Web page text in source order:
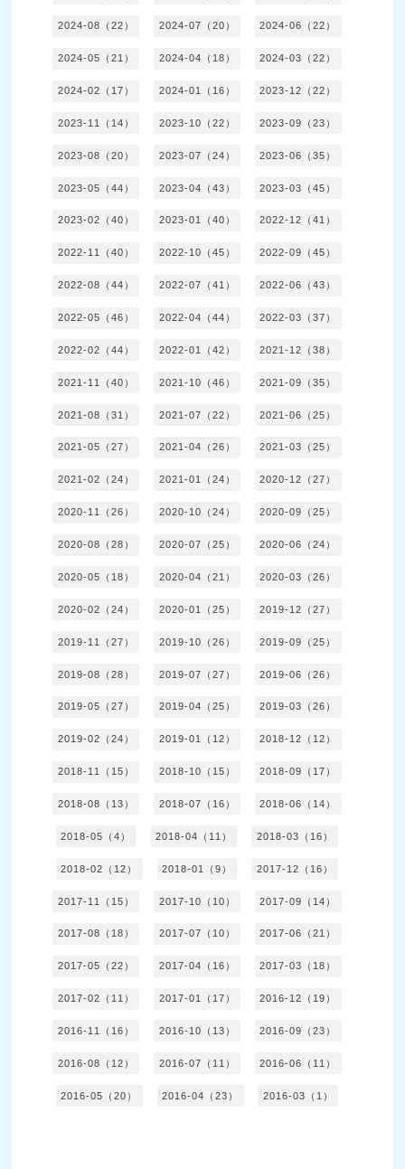
2024-08（22） 2024-07（20） 2024-06（22）
2024-05（21） 2024-04（18） 2024-03（22）
2024-02（17） 2024-01（16） 2023-12（22）
2023-11（14） 2023-10（22） 2023-09（23）
2023-08（20） 2023-07（24） 2023-06（35）
2023-05（44） 2023-04（43） 2023-03（45）
2023-02（40） 2023-01（40） 2022-12（41）
2022-11（40） 2022-10（45） 2022-09（45）
2022-08（44） 2022-07（41） 2022-06（43）
2022-05（46） 2022-04（44） 2022-03（37）
2022-02（44） 2022-01（42） 2021-12（38）
2021-11（40） 2021-10（46） 2021-09（35）
2021-08（31） 2021-07（22） 2021-06（25）
2021-05（27） 2021-04（26） 2021-03（25）
2021-02（24） 2021-01（24） 2020-12（27）
2020-11（26） 2020-10（24） 2020-09（25）
2020-08（28） 2020-07（25） 2020-06（24）
2020-05（18） 2020-04（21） 2020-03（26）
2020-02（24） 2020-01（25） 2019-12（27）
2019-11（27） 2019-10（26） 2019-09（25）
2019-08（28） 2019-07（27） 2019-06（26）
2019-05（27） 2019-04（25） 2019-03（26）
2019-02（24） 2019-01（12） 2018-12（12）
2018-11（15） 2018-10（15） 2018-09（17）
2018-08（13） 2018-07（16） 2018-06（14）
2018-05（4） 2018-04（11） 2018-03（16）
2018-02（12） 2018-01（9） 2017-12（16）
2017-11（15） 2017-10（10） 2017-09（14）
2017-08（18） 2017-07（10） 2017-06（21）
2017-05（22） 2017-04（16） 2017-03（18）
2017-02（11） 2017-01（17） 2016-12（19）
2016-11（16） 2016-10（13） 2016-09（23）
2016-08（12） 2016-07（11） 2016-06（11）
2016-05（20） 2016-04（23） 2016-03（1）